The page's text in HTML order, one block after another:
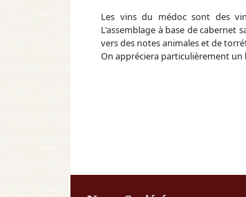
Les vins du médoc sont des
L'assemblage à base de cabernet
vers des notes animales et de
On appréciera particulièrement